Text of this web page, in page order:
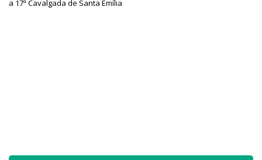
a 17ª Cavalgada de Santa Emília